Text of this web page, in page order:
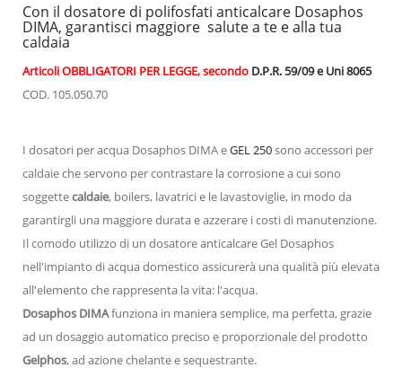
Con il dosatore di polifosfati anticalcare Dosaphos
DIMA, garantisci maggiore salute a te e alla tua
caldaia
Articoli OBBLIGATORI PER LEGGE, secondo D.P.R. 59/09 e Uni 8065
COD. 105.050.70
I dosatori per acqua Dosaphos DIMA eGEL 250sono accessori per
caldaie che servono per contrastare la corrosione a cui sono
soggettecaldaie, boilers, lavatrici e le lavastoviglie, in modo da
garantirgli una maggiore durata e azzerare i costi di manutenzione.
Il comodo utilizzo di un dosatore anticalcare Gel Dosaphos
nell'impianto di acqua domestico assicurerà una qualità più elevata
all'elemento che rappresenta la vita: l'acqua.
Dosaphos DIMAfunziona in maniera semplice, ma perfetta, grazie
ad un dosaggio automatico preciso e proporzionale del prodotto
Gelphos, ad azione chelante e sequestrante.